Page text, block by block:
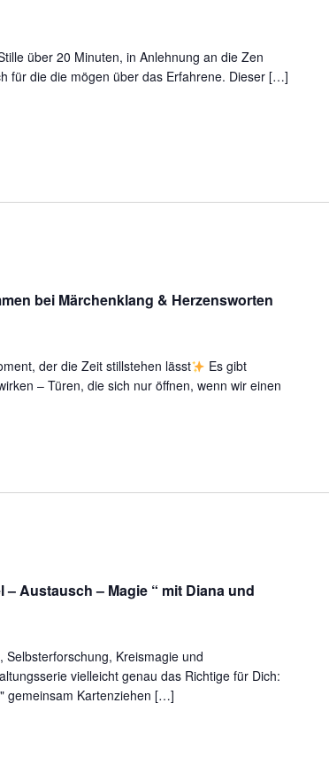
über 20 Minuten, in Anlehnung an die Zen
für die die mögen über das Erfahrene. Dieser […]
bei Märchenklang & Herzensworten
der die Zeit stillstehen lässt
Es gibt
– Türen, die sich nur öffnen, wenn wir einen
Austausch – Magie “ mit Diana und
Kreismagie und
vielleicht genau das Richtige für Dich:
gemeinsam Kartenziehen […]